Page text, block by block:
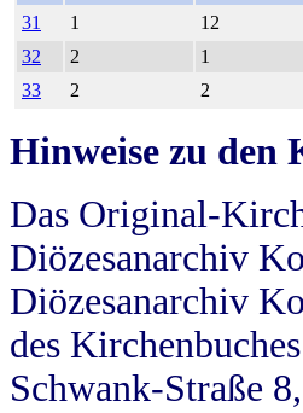
31
1 12
32
2 1
33
2 2
Hinweise zu den
Das Original-
Diözesanarchiv
Diözesanarchiv
des
Schwank-Straße